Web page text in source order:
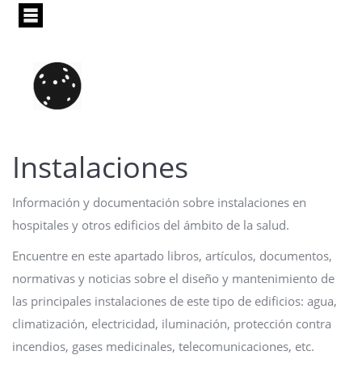
Pasar
principal
Instalaciones
Información y documentación sobre instalaciones en
hospitales y otros edificios del ámbito de la salud.
Encuentre en este apartado libros, artículos, documentos,
normativas y noticias sobre el diseño y mantenimiento de
las principales instalaciones de este tipo de edificios: agua,
climatización, electricidad, iluminación, protección contra
incendios, gases medicinales, telecomunicaciones, etc.